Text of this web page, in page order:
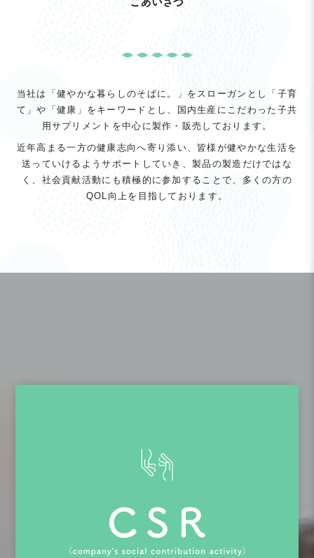
当社は「健やかな暮らしのそばに。」をスローガンとし「子育
て」や「健康」をキーワードとし、国内生産にこだわった子共
用サプリメントを中心に製作・販売しております。
近年高まる一方の健康志向へ寄り添い、皆様が健やかな生活を
送っていけるようサポートしていき、製品の製造だけではな
く、社会貢献活動にも積極的に参加することで、多くの方の
QOL向上を目指しております。